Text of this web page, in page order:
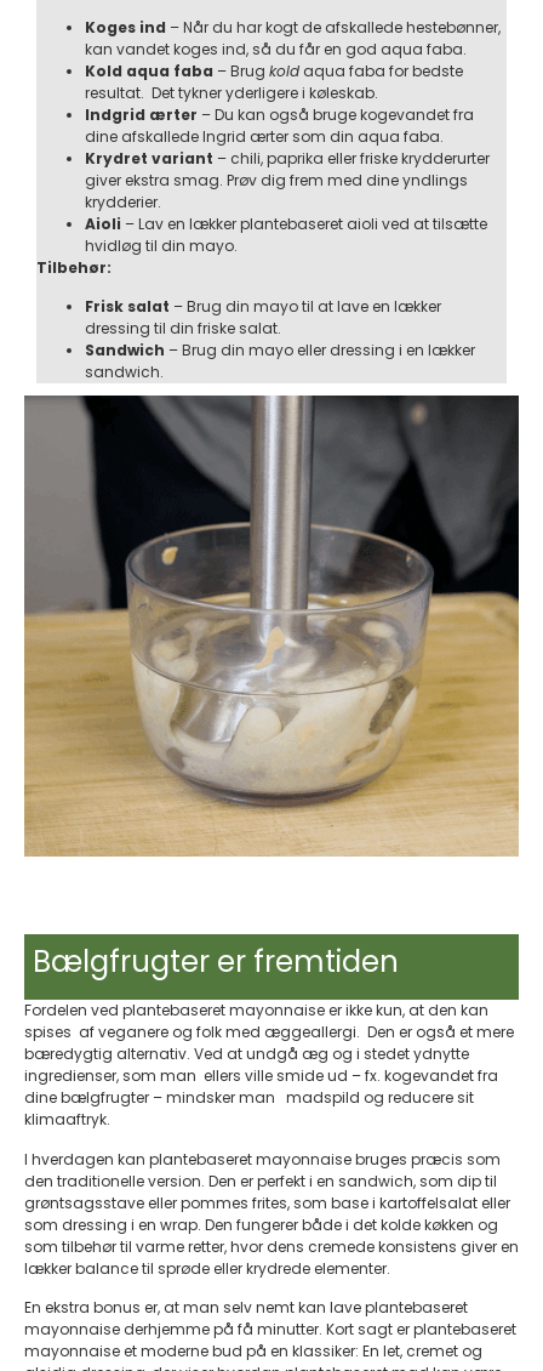
Koges ind – Når du har kogt de afskallede hestebønner,
kan vandet koges ind, så du får en god aqua faba.
Kold aqua faba – Brug kold aqua faba for bedste
resultat. Det tykner yderligere i køleskab.
Indgrid ærter – Du kan også bruge kogevandet fra
dine afskallede Ingrid ærter som din aqua faba.
Krydret variant – chili, paprika eller friske krydderurter
giver ekstra smag. Prøv dig frem med dine yndlings
krydderier.
Aioli – Lav en lækker plantebaseret aioli ved at tilsætte
hvidløg til din mayo.
Tilbehør:
Frisk salat – Brug din mayo til at lave en lækker
dressing til din friske salat.
Sandwich – Brug din mayo eller dressing i en lækker
sandwich.
Bælgfrugter er fremtiden
Fordelen ved plantebaseret mayonnaise er ikke kun, at den kan
spises af veganere og folk med æggeallergi. Den er også et mere
bæredygtig alternativ. Ved at undgå æg og i stedet ydnytte
ingredienser, som man ellers ville smide ud – fx. kogevandet fra
dine bælgfrugter – mindsker man madspild og reducere sit
klimaaftryk.
I hverdagen kan plantebaseret mayonnaise bruges præcis som
den traditionelle version. Den er perfekt i en sandwich, som dip til
grøntsagsstave eller pommes frites, som base i kartoffelsalat eller
som dressing i en wrap. Den fungerer både i det kolde køkken og
som tilbehør til varme retter, hvor dens cremede konsistens giver en
lækker balance til sprøde eller krydrede elementer.
En ekstra bonus er, at man selv nemt kan lave plantebaseret
mayonnaise derhjemme på få minutter. Kort sagt er plantebaseret
mayonnaise et moderne bud på en klassiker: En let, cremet og